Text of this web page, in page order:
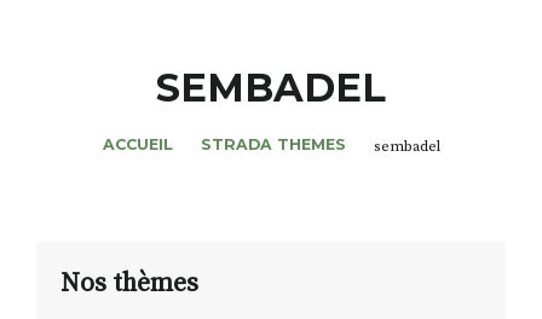
MAGAZINES
NOS THÈMES
ALTER STRADA
SEMBADEL
ACCUEIL STRADA THEMES sembadel
Nos thèmes